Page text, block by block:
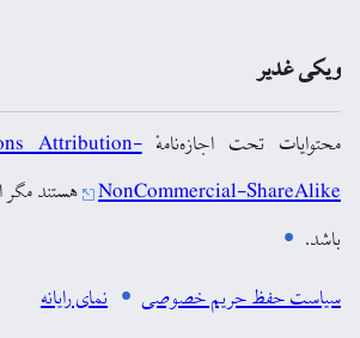
ویکی غدیر
محتوایات تحت اجازه‌نامهٔAttribution-
NonCommercial-ShareAlike هستند
باشد.
سیاست حفظ حریم خصوصی
نمای رایانه